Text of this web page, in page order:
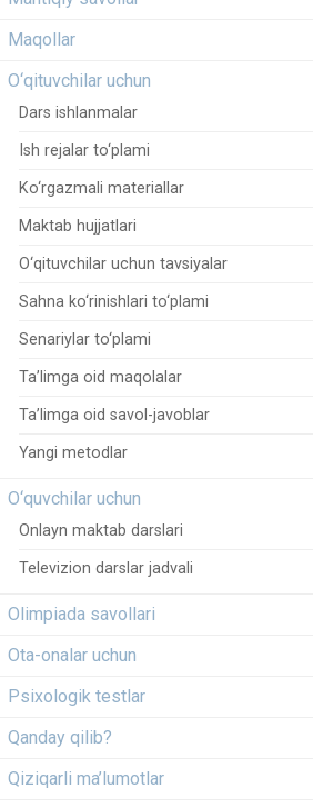
Maqollar
O‘qituvchilar uchun
Dars ishlanmalar
Ish rejalar to‘plami
Ko‘rgazmali materiallar
Maktab hujjatlari
O‘qituvchilar uchun tavsiyalar
Sahna ko‘rinishlari to‘plami
Senariylar to‘plami
Ta’limga oid maqolalar
Ta’limga oid savol-javoblar
Yangi metodlar
O‘quvchilar uchun
Onlayn maktab darslari
Televizion darslar jadvali
Olimpiada savollari
Ota-onalar uchun
Psixologik testlar
Qanday qilib?
Qiziqarli ma’lumotlar